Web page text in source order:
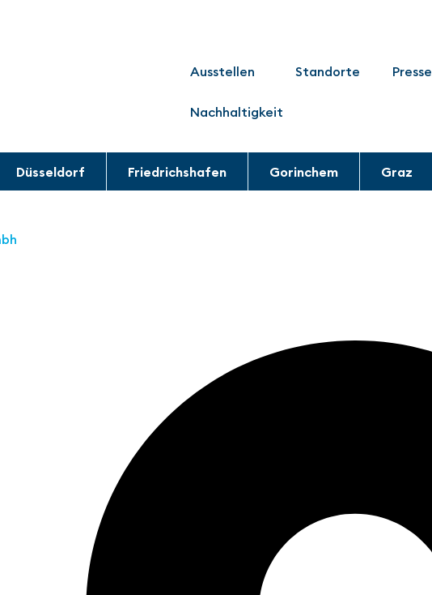
Ausstellen Standorte Presse
Nachhaltigkeit
Düsseldorf Friedrichshafen Gorinchem Graz